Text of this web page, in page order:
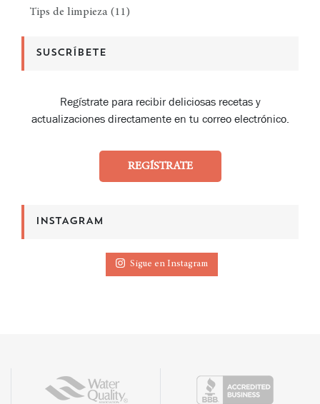
Tips de limpieza (11)
SUSCRÍBETE
Regístrate para recibir deliciosas recetas y
actualizaciones directamente en tu correo electrónico.
REGÍSTRATE
INSTAGRAM
Sigue en Instagram